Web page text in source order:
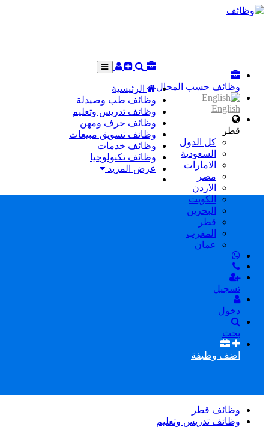
وظائف حسب المجال
English
قطر
كل الدول
السعودية
الامارات
مصر
الاردن
الكويت
البحرين
قطر
المغرب
عمان
تسجيل
دخول
بحث
اضف وظيفة
الرئيسية
وظائف طب وصيدلة
وظائف تدريس وتعليم
وظائف حرف ومهن
وظائف تسويق مبيعات
وظائف خدمات
وظائف تكنولوجيا
عرض المزيد
وظائف قطر
وظائف تدريس وتعليم